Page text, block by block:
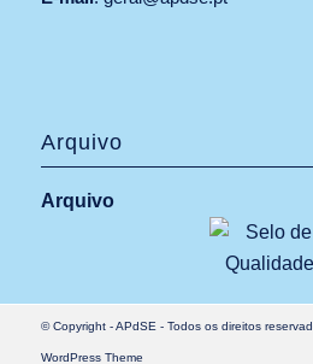
Arquivo
Arquivo
© Copyright -APdSE - Todos os direitos
WordPress Theme